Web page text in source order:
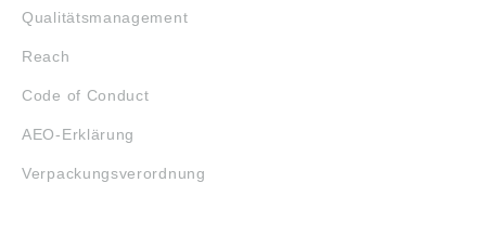
Qualitätsmanagement
Reach
Code of Conduct
AEO-Erklärung
Verpackungsverordnung